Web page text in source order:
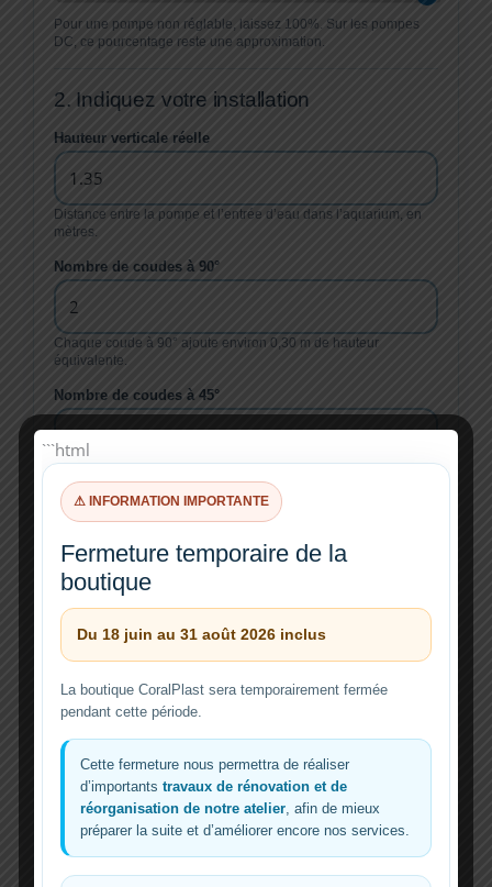
Pour une pompe non réglable, laissez 100%. Sur les pompes
DC, ce pourcentage reste une approximation.
2. Indiquez votre installation
Hauteur verticale réelle
Distance entre la pompe et l’entrée d’eau dans l’aquarium, en
mètres.
Nombre de coudes à 90°
Chaque coude à 90° ajoute environ 0,30 m de hauteur
équivalente.
Nombre de coudes à 45°
équivalente.
Volume système, facultatif
Permet d’afficher le renouvellement par heure via la remontée.
RÉINITIALISER
Résultat estimé
DÉBIT RÉEL APPROXIMATIF
```html
⚠ INFORMATION IMPORTANTE
Fermeture temporaire de la
boutique
Du 18 juin au 31 août 2026 inclus
La boutique CoralPlast sera temporairement fermée
pendant cette période.
Cette fermeture nous permettra de réaliser
d’importants travaux de rénovation et de
réorganisation de notre atelier, afin de mieux
préparer la suite et d’améliorer encore nos services.